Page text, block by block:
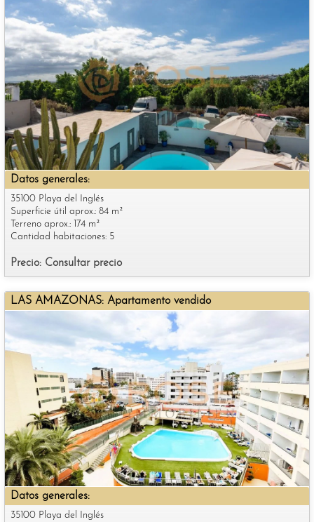
Datos generales:
35100 Playa del Inglés
Precio: Consultar precio
Superficie útil aprox.: 84 m²
Terreno aprox.: 174 m²
Cantidad habitaciones: 5
LAS AMAZONAS: Apartamento vendido
Datos generales:
35100 Playa del Inglés